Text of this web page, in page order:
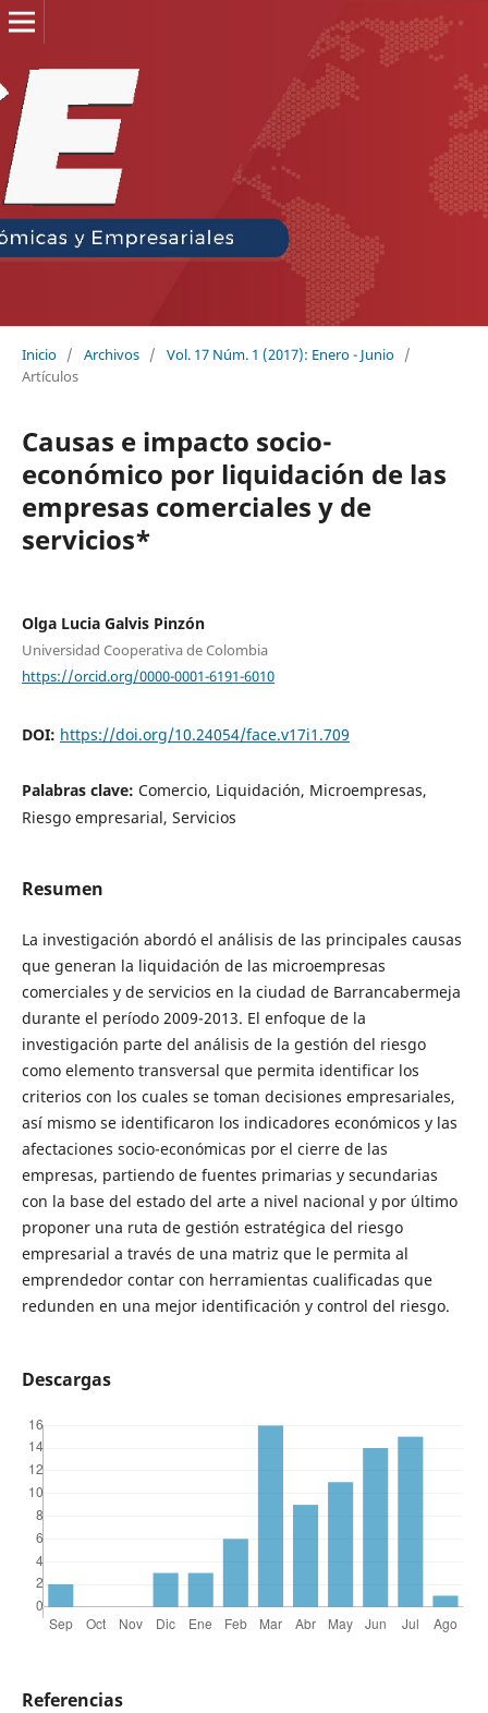
Inicio / Archivos / Vol. 17 Núm. 1 (2017): Enero - Junio /
Artículos
Causas e impacto socio-
económico por liquidación de las
empresas comerciales y de
servicios*
Olga Lucia Galvis Pinzón
Universidad Cooperativa de Colombia
https://orcid.org/0000-0001-6191-6010
DOI: https://doi.org/10.24054/face.v17i1.709
Palabras clave: Comercio, Liquidación, Microempresas,
Riesgo empresarial, Servicios
Resumen
La investigación abordó el análisis de las principales causas
que generan la liquidación de las microempresas
comerciales y de servicios en la ciudad de Barrancabermeja
durante el período 2009-2013. El enfoque de la
investigación parte del análisis de la gestión del riesgo
como elemento transversal que permita identificar los
criterios con los cuales se toman decisiones empresariales,
así mismo se identificaron los indicadores económicos y las
afectaciones socio-económicas por el cierre de las
empresas, partiendo de fuentes primarias y secundarias
con la base del estado del arte a nivel nacional y por último
proponer una ruta de gestión estratégica del riesgo
empresarial a través de una matriz que le permita al
emprendedor contar con herramientas cualificadas que
redunden en una mejor identificación y control del riesgo.
Descargas
Referencias